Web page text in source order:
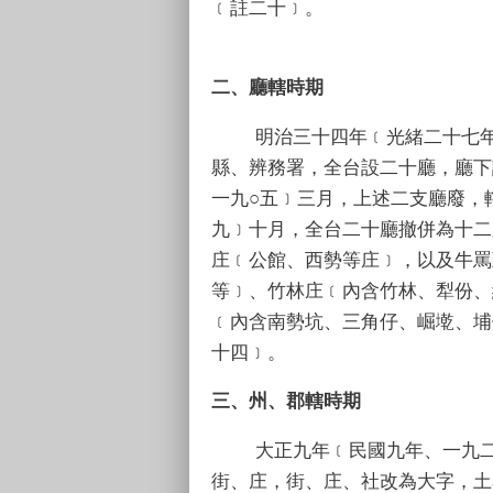
﹝註二十﹞。
二、廳轄時期
明治三十四年﹝光緒二十七年
縣、辨務署，全台設二十廳，廳
一九○五﹞三月，上述二支廳廢
九﹞十月，全台二十廳撤併為十
庄﹝公館、西勢等庄﹞，以及牛
等﹞、竹林庄﹝內含竹林、犁份
﹝內含南勢坑、三角仔、崛墘、
十四﹞。
三、州、郡轄時期
大正九年﹝民國九年、一九二
街、庄，街、庄、社改為大字，